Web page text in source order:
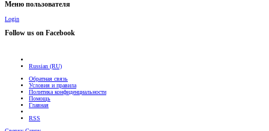
Меню пользователя
Login
Follow us on Facebook
Russian (RU)
Обратная связь
Условия и правила
Политика конфиденциальности
Помощь
Главная
RSS